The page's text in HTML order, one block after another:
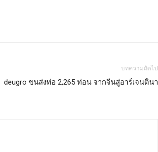
บทความถัดไป
deugro ขนส่งท่อ 2,265 ท่อน จากจีนสู่อาร์เจนตินา